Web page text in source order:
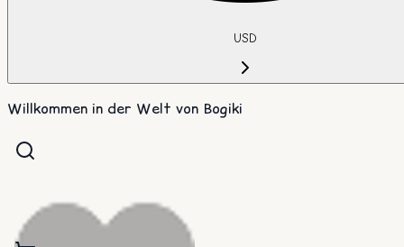
USD
Willkommen in der Welt von Bogiki